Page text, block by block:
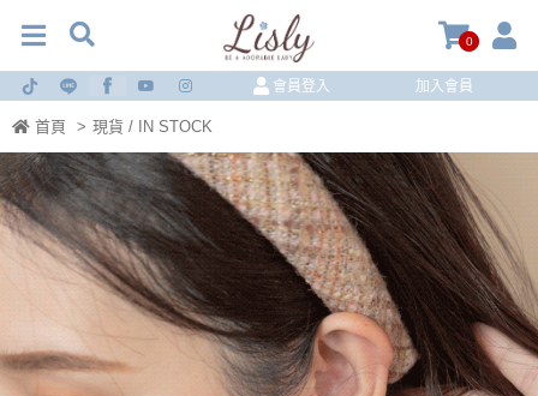
0
會員登入 加入會員
首頁 > 現貨 / IN STOCK